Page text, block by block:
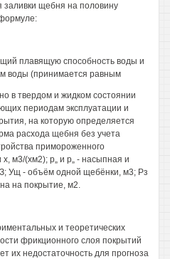
щебня на половину
плавящую способность воды и
воды (принимается равным
в твердом и жидком состоянии
периодам эксплуатации и
на которую определяется
расхода щебня без учета
примороженного
м3/(хм2); р„ и р„ - насыпная и
Ущ - объём одной щебёнки, м3; Рз
на покрытие, м2.
и теоретических
фрикционного слоя покрытий
их недостаточность для прогноза